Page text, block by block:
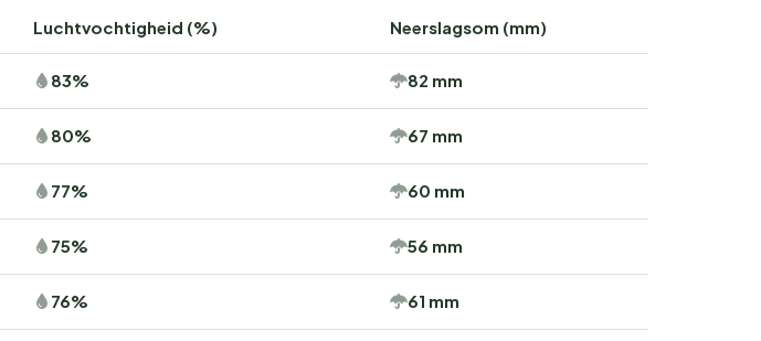
Luchtvochtigheid (%) Neerslagsom (mm)
83% 82 mm
80% 67 mm
77% 60 mm
75% 56 mm
76% 61 mm